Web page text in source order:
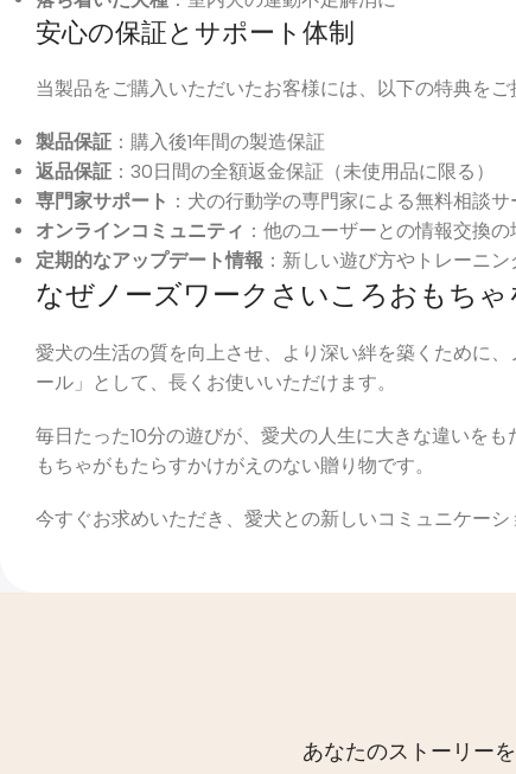
安心の保証とサポート体制
当製品をご購入いただいたお客様には、以下の特典をご
製品保証 ：購入後1年間の製造保証
返品保証 ：30日間の全額返金保証（未使用品に限る）
専門家サポート ：犬の行動学の専門家による無料相談サ
オンラインコミュニティ ：他のユーザーとの情報交換
定期的なアップデート情報 ：新しい遊び方やトレーニ
なぜノーズワークさいころおもち
愛犬の生活の質を向上させ、より深い絆を築くために
ール」として、長くお使いいただけます。
毎日たった10分の遊びが、愛犬の人生に大きな違いを
もちゃがもたらすかけがえのない贈り物です。
今すぐお求めいただき、愛犬との新しいコミュニケー
あなたのストーリー